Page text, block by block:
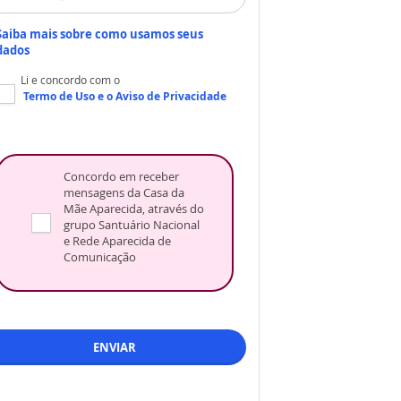
mais sobre como usamos seus
Li e concordo com o
Termo de Usoe oAviso de Privacidade
Concordo em receber
mensagens da Casa da
Mãe Aparecida, através do
grupo Santuário Nacional
e Rede Aparecida de
Comunicação
ENVIAR